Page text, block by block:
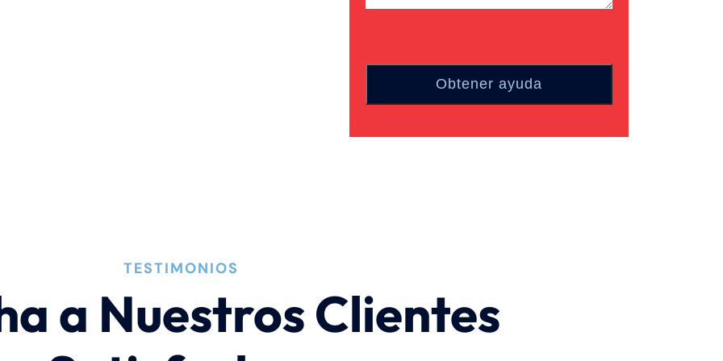
TESTIMONIOS
a Nuestros Clientes